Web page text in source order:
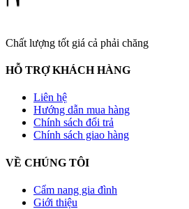
Chất lượng tốt giá cả phải chăng
HỖ TRỢ KHÁCH HÀNG
Liên hệ
Hướng dẫn mua hàng
Chính sách đổi trả
Chính sách giao hàng
VỀ CHÚNG TÔI
Cẩm nang gia đình
Giới thiệu